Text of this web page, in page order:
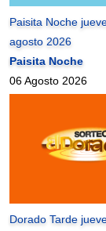
Paisita Noche
agosto 2026
Paisita Noche
06 Agosto 2026
Dorado Tarde